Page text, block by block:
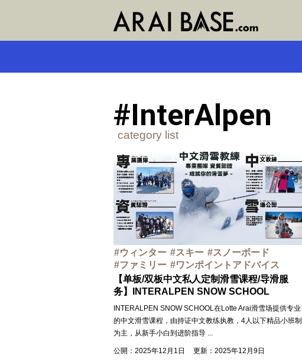
#InterAlpen
category list
ウィンター スキー
スノーボード
ファミリー
ワンポイントアドバイス
【单板/双板中文私人定制滑雪课程/导滑服
务】INTERALPEN SNOW SCHOOL
INTERALPEN SNOW SCHOOL在Lotte Arai滑雪场提供专业
的中文滑雪课程，由持证中文教练执教，4人以下精品小班制
为主，从新手小白到进阶指导
公開：2025年12月1日 更新：2025年12月9日